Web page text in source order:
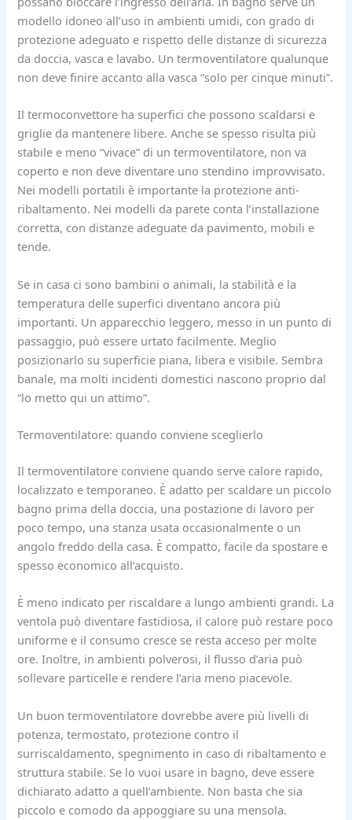
modello idoneo all’uso in ambienti umidi, con grado di
protezione adeguato e rispetto delle distanze di sicurezza
da doccia, vasca e lavabo. Un termoventilatore qualunque
non deve finire accanto alla vasca “solo per cinque minuti”.
Il termoconvettore ha superfici che possono scaldarsi e
griglie da mantenere libere. Anche se spesso risulta più
stabile e meno “vivace” di un termoventilatore, non va
coperto e non deve diventare uno stendino improvvisato.
Nei modelli portatili è importante la protezione anti-
ribaltamento. Nei modelli da parete conta l’installazione
corretta, con distanze adeguate da pavimento, mobili e
tende.
Se in casa ci sono bambini o animali, la stabilità e la
temperatura delle superfici diventano ancora più
importanti. Un apparecchio leggero, messo in un punto di
passaggio, può essere urtato facilmente. Meglio
posizionarlo su superficie piana, libera e visibile. Sembra
banale, ma molti incidenti domestici nascono proprio dal
“lo metto qui un attimo”.
Termoventilatore: quando conviene sceglierlo
Il termoventilatore conviene quando serve calore rapido,
localizzato e temporaneo. È adatto per scaldare un piccolo
bagno prima della doccia, una postazione di lavoro per
poco tempo, una stanza usata occasionalmente o un
angolo freddo della casa. È compatto, facile da spostare e
spesso economico all’acquisto.
È meno indicato per riscaldare a lungo ambienti grandi. La
ventola può diventare fastidiosa, il calore può restare poco
uniforme e il consumo cresce se resta acceso per molte
ore. Inoltre, in ambienti polverosi, il flusso d’aria può
sollevare particelle e rendere l’aria meno piacevole.
Un buon termoventilatore dovrebbe avere più livelli di
potenza, termostato, protezione contro il
surriscaldamento, spegnimento in caso di ribaltamento e
struttura stabile. Se lo vuoi usare in bagno, deve essere
dichiarato adatto a quell’ambiente. Non basta che sia
piccolo e comodo da appoggiare su una mensola.